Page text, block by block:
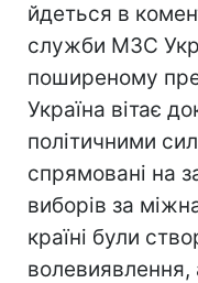
йдеться в
служби МЗС
поширеному
Україна вітає
політичними
спрямовані на
виборів за
країні були
волевиявлення,